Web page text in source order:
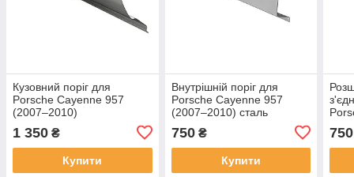
Кузовний поріг для
Porsche Cayenne 957
(2007–2010)
1 350 ₴
Купити
Внутрішній поріг для
Porsche Cayenne 957
(2007–2010) сталь
750₴
Купити
750